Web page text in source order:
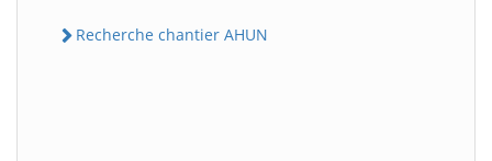
Recherche chantier AHUN